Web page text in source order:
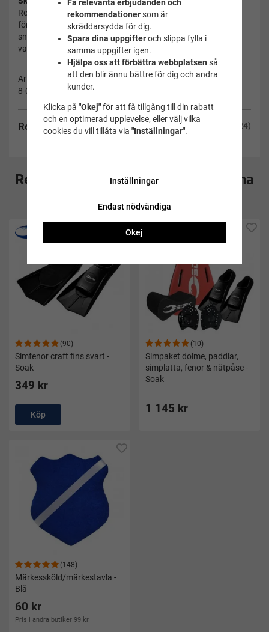
Recensioner (24)
Rengör badbyxorna efter badet och skölj ur klor för att
förlänga livslängden. Undvik hög värme vid torkning –
snabbtorkande materialets egenskaper bevaras bäst vid lite
varsammare behandling
Artikelnummer:
8-068066357-104
Rekommenderade tillbehör till denna
produkt
(90)
Simfenor craft fins svart -
Soak
349 kr
Köp
(10)
Simpaket dolme, paddlar,
simplatta, fenor & nätpåse -
Soak
1 145 kr
(148)
Märkessköld/märkestavla -
Blå
60 kr
Pris i andra butiker 99 kr
Få relevanta erbjudanden och
rekommendationersom är
skräddarsydda för dig.
Spara dina uppgifteroch slippa fylla i
samma uppgifter igen.
Hjälpa oss att förbättra webbplatsen så
att den blir ännu bättre för dig och andra
kunder.
Klicka på "Okej"för att få tillgång till din rabatt
och en optimerad upplevelse, eller välj vilka
cookies du vill tillåta via "Inställningar".
Inställningar
Endast nödvändiga
Okej